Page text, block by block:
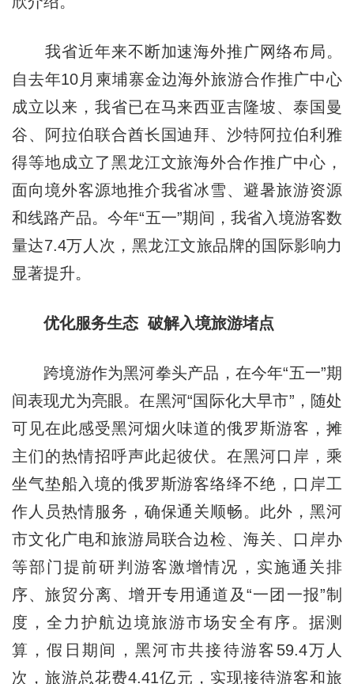
我省近年来不断加速海外推广网络布局。
自去年10月柬埔寨金边海外旅游合作推广中心
成立以来，我省已在马来西亚吉隆坡、泰国曼
谷、阿拉伯联合酋长国迪拜、沙特阿拉伯利雅
得等地成立了黑龙江文旅海外合作推广中心，
面向境外客源地推介我省冰雪、避暑旅游资源
和线路产品。今年“五一”期间，我省入境游客数
量达7.4万人次，黑龙江文旅品牌的国际影响力
显著提升。
优化服务生态 破解入境旅游堵点
跨境游作为黑河拳头产品，在今年“五一”期
间表现尤为亮眼。在黑河“国际化大早市”，随处
可见在此感受黑河烟火味道的俄罗斯游客，摊
主们的热情招呼声此起彼伏。在黑河口岸，乘
坐气垫船入境的俄罗斯游客络绎不绝，口岸工
作人员热情服务，确保通关顺畅。此外，黑河
市文化广电和旅游局联合边检、海关、口岸办
等部门提前研判游客激增情况，实施通关排
序、旅贸分离、增开专用通道及“一团一报”制
度，全力护航边境旅游市场安全有序。据测
算，假日期间，黑河市共接待游客59.4万人
次，旅游总花费4.41亿元，实现接待游客和旅